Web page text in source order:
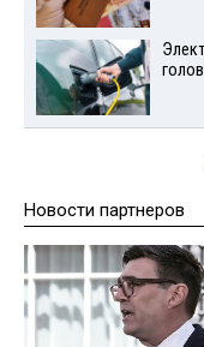
Новости партнеров